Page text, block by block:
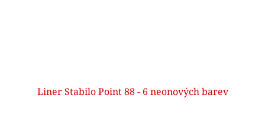
Liner Stabilo Point 88 - 6 neonových barev